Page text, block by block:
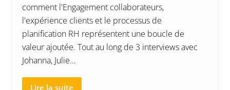
comment l'Engagement collaborateurs,
l'expérience clients et le processus de
planification RH représentent une boucle de
valeur ajoutée. Tout au long de 3 interviews avec
Johanna, Julie…
Lire la suite